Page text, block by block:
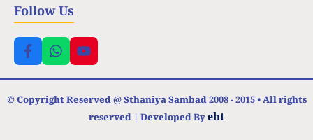
Follow Us
© Copyright Reserved @ Sthaniya Sambad 2008 - 2015 • All rights
reserved | Developed Byeht